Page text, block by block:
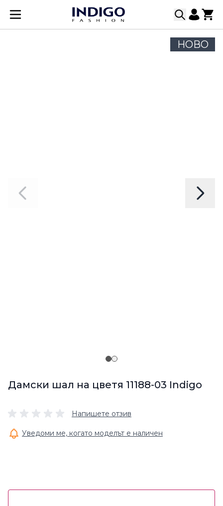
Прескачане към съдържанието
НОВО
Дамски шал на цветя 11188-03 Indigo
Напишете отзив
Уведоми ме, когато моделът е наличен